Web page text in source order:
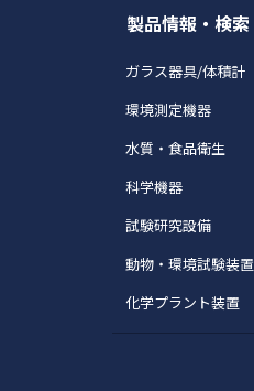
製品情報・検索
ガラス器具/体積計
環境測定機器
水質・食品衛生
科学機器
試験研究設備
動物・環境試験装置
化学プラント装置